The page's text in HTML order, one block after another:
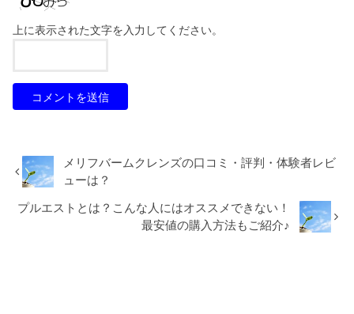
上に表示された文字を入力してください。
メリフバームクレンズの口コミ・評判・体験者レビ
ューは？
プルエストとは？こんな人にはオススメできない！
最安値の購入方法もご紹介♪